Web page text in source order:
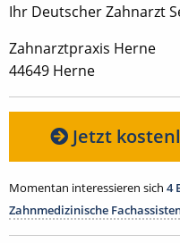
Ihr Deutscher Zahnarzt
Zahnarztpraxis Herne
44649 Herne
Jetzt
Momentan interessieren sich 4
Zahnmedizinische